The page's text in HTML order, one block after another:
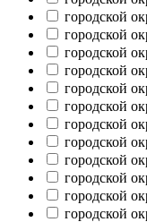
городской
городской
городской
городской
городской
городской
городской
городской
городской
городской
городской
городской